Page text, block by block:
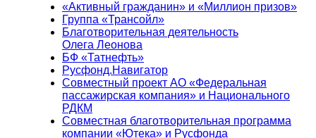
«Активный гражданин» и «Миллион призов»
Группа «Трансойл»
Благотворительная деятельность
Олега Леонова
БФ «Татнефть»
Русфонд.Навигатор
Совместный проект АО «Федеральная
пассажирская компания» и Национального
РДКМ
Совместная благотворительная программа
компании «Ютека» и Русфонда